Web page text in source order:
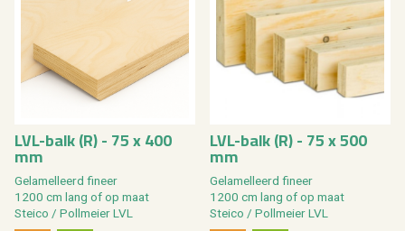
LVL-balk (R) - 75 x 400
mm
Ge­la­mel­leerd fi­neer
1200 cm lang of op maat
Stei­co / Poll­mei­er LVL
LVL-balk (R) - 75 x 500
mm
Ge­la­mel­leerd fi­neer
1200 cm lang of op maat
Stei­co / Poll­mei­er LVL